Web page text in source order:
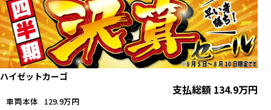
ハイゼットカーゴ
支払総額 134.9万円
車両本体
129.9万円